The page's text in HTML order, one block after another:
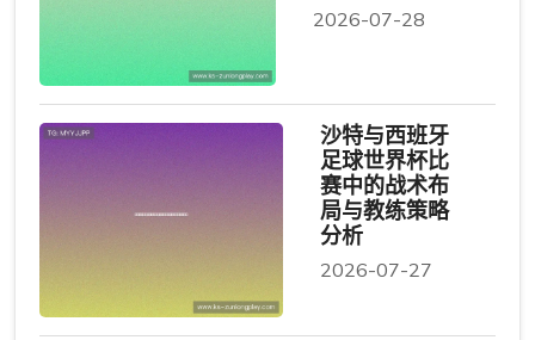
2026-07-28
沙特与西班牙
足球世界杯比
赛中的战术布
局与教练策略
分析
2026-07-27